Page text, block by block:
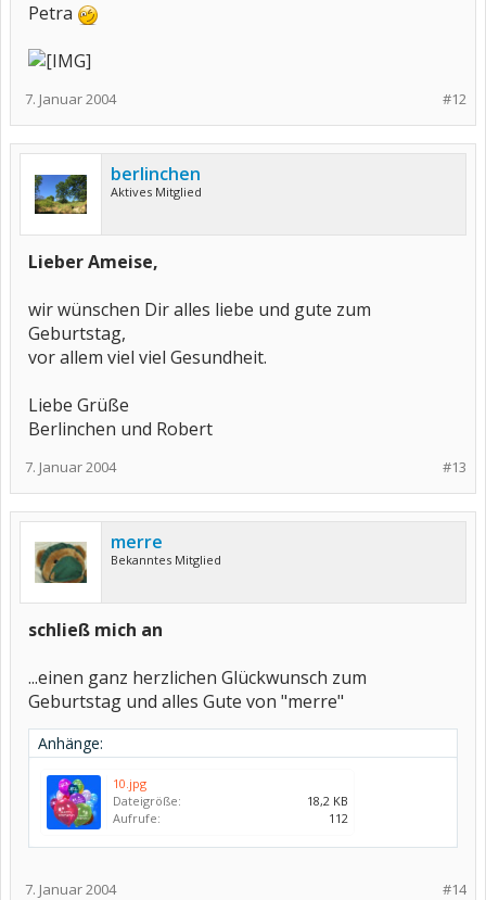
Petra
#12
7. Januar 2004
berlinchen
Aktives Mitglied
Lieber Ameise,
wir wünschen Dir alles liebe und gute zum
Geburtstag,
vor allem viel viel Gesundheit.
Liebe Grüße
Berlinchen und Robert
#13
7. Januar 2004
merre
Bekanntes Mitglied
schließ mich an
...einen ganz herzlichen Glückwunsch zum
Geburtstag und alles Gute von "merre"
Anhänge:
10.jpg
Dateigröße:
18,2 KB
Aufrufe:
112
#14
7. Januar 2004